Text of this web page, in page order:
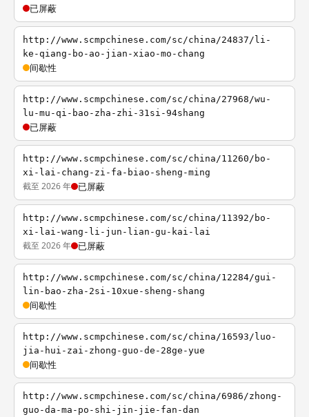
已屏蔽
http://www.scmpchinese.com/sc/china/24837/li-
ke-qiang-bo-ao-jian-xiao-mo-chang
间歇性
http://www.scmpchinese.com/sc/china/27968/wu-
lu-mu-qi-bao-zha-zhi-31si-94shang
已屏蔽
http://www.scmpchinese.com/sc/china/11260/bo-
xi-lai-chang-zi-fa-biao-sheng-ming
截至 2026 年 已屏蔽
http://www.scmpchinese.com/sc/china/11392/bo-
xi-lai-wang-li-jun-lian-gu-kai-lai
截至 2026 年 已屏蔽
http://www.scmpchinese.com/sc/china/12284/gui-
lin-bao-zha-2si-10xue-sheng-shang
间歇性
http://www.scmpchinese.com/sc/china/16593/luo-
jia-hui-zai-zhong-guo-de-28ge-yue
间歇性
http://www.scmpchinese.com/sc/china/6986/zhong-
guo-da-ma-po-shi-jin-jie-fan-dan